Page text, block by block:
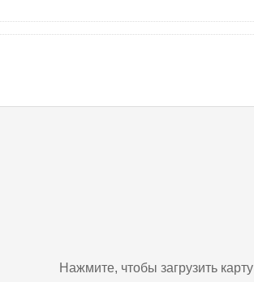
Нажмите, чтобы загрузить карту